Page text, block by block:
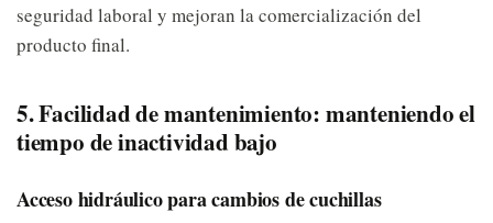
seguridad laboral y mejoran la comercialización del
producto final.
5. Facilidad de mantenimiento: manteniendo el
tiempo de inactividad bajo
Acceso hidráulico para cambios de cuchillas